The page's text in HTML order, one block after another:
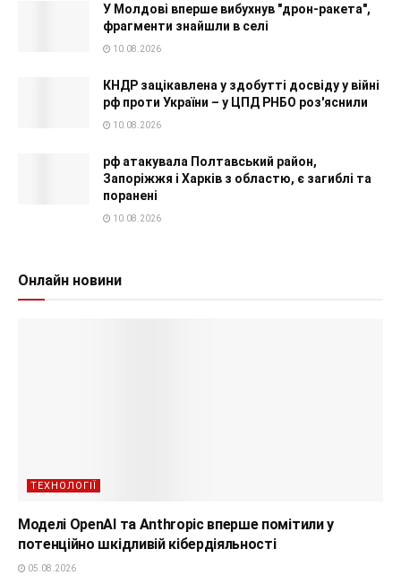
У Молдові вперше вибухнув "дрон-ракета",
фрагменти знайшли в селі
10.08.2026
КНДР зацікавлена у здобутті досвіду у війні
рф проти України – у ЦПД РНБО роз'яснили
10.08.2026
рф атакувала Полтавський район,
Запоріжжя і Харків з областю, є загиблі та
поранені
10.08.2026
Онлайн новини
ТЕХНОЛОГІЇ
Моделі OpenAI та Anthropic вперше помітили у
потенційно шкідливій кібердіяльності
05.08.2026